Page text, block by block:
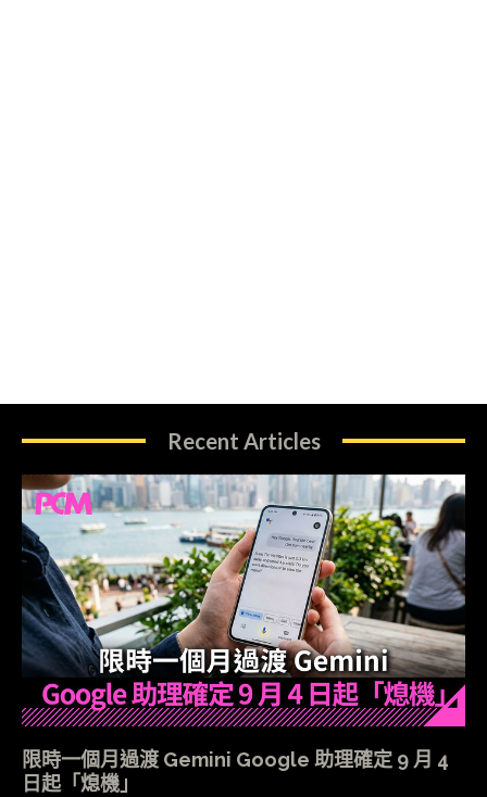
Recent Articles
限時一個月過渡 Gemini Google 助理確定 9 月 4
日起「熄機」